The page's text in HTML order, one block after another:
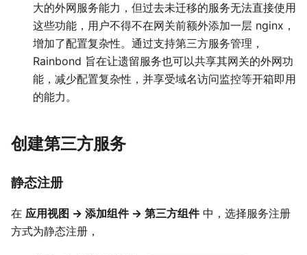
大的外网服务能力，但过去未迁移的服务无法直接使用
这些功能，用户不得不在网关前额外添加一层 nginx，
增加了配置复杂性。通过支持第三方服务管理，
Rainbond 旨在让遗留服务也可以共享其网关的外网功
能，减少配置复杂性，并享受域名访问监控等开箱即用
的能力。
创建第三方服务
静态注册
在 应用视图 -> 添加组件 -> 第三方组件中，选择服务注册
方式为静态注册，